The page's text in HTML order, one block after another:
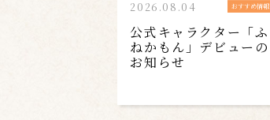
2026.08.04 おすすめ情報
公式キャラクター「ふ
ねかもん」デビューの
お知らせ